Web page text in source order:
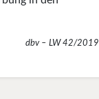
dbv – LW 42/2019